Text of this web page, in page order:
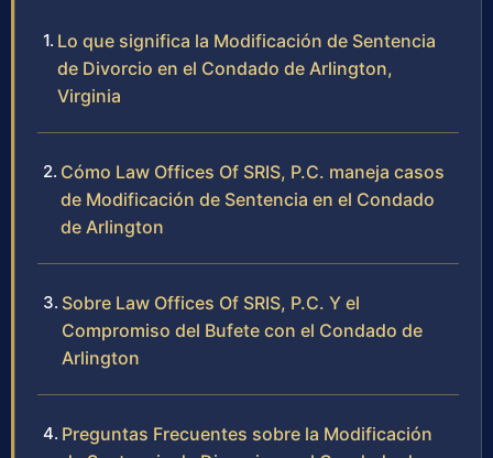
Lo que significa la Modificación de Sentencia
de Divorcio en el Condado de Arlington,
Virginia
Cómo Law Offices Of SRIS, P.C. maneja casos
de Modificación de Sentencia en el Condado
de Arlington
Sobre Law Offices Of SRIS, P.C. Y el
Compromiso del Bufete con el Condado de
Arlington
Preguntas Frecuentes sobre la Modificación